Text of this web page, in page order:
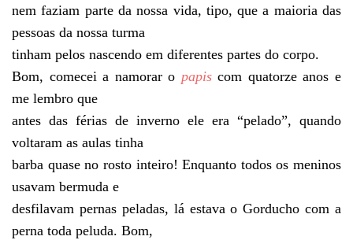
nem faziam parte da nossa vida, tipo, que a maioria das
pessoas da nossa turma
tinham pelos nascendo em diferentes partes do corpo.
Bom, comecei a namorar o papiscom quatorze anos e
me lembro que
antes das férias de inverno ele era “pelado”, quando
voltaram as aulas tinha
barba quase no rosto inteiro! Enquanto todos os meninos
usavam bermuda e
desfilavam pernas peladas, lá estava o Gorducho com a
perna toda peluda. Bom,